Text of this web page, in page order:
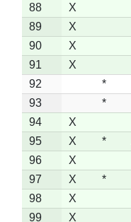
88
X
89
X
90
X
91
X
92
*
93
*
94
X
95
X *
96
X
97
X *
98
X
99
X